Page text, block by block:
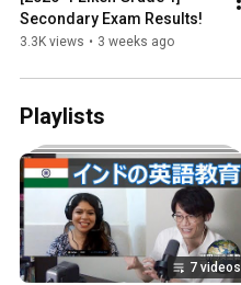
Secondary Exam Results!
3.3K views • 3 weeks ago
Playlists
7 videos